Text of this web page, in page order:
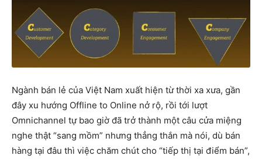
Ngành bán lẻ của Việt Nam xuất hiện từ thời xa xưa, gần
đây xu hướng Offline to Online nở rộ, rồi tới lượt
Omnichannel tự bao giờ đã trở thành một câu cửa miệng
nghe thật “sang mồm” nhưng thẳng thắn mà nói, dù bán
hàng tại đâu thì việc chăm chút cho “tiếp thị tại điểm bán”,